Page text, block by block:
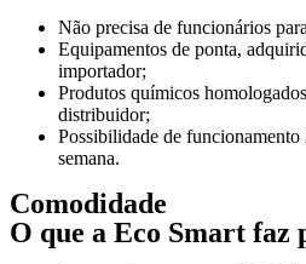
Não precisa de funcionários
Equipamentos de ponta,
importador;
Produtos químicos
distribuidor;
Possibilidade de
semana.
Comodidade
O que a Eco Smart faz